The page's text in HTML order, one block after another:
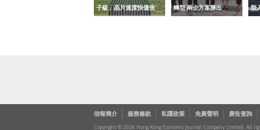
子級」晶片速度快億倍
轉型 兩企方案勝出
型
信報簡介 服務條款 私隱政策 免責聲明 廣告查詢
Copyright © 2026 Hong Kong Economic Journal Company Limited. All